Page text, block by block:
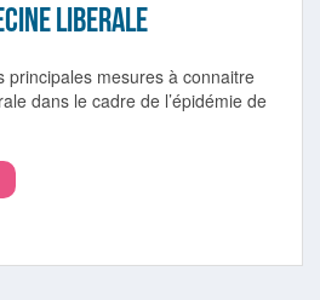
LIBERALE
principales mesures à connaitre
dans le cadre de l’épidémie de